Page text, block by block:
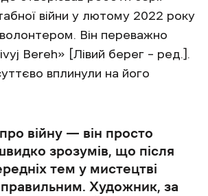
війни у лютому 2022 року
Він переважно
Bereh» [Лівий берег – ред.].
вплинули на його
війну — він просто
зрозумів, що після
тем у мистецтві
Художник, за